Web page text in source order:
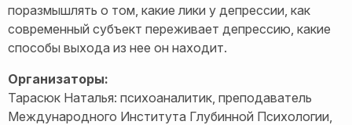
поразмышлять о том, какие лики у депрессии, как
современный субъект переживает депрессию, какие
способы выхода из нее он находит.
Организаторы:
Тарасюк Наталья: психоаналитик, преподаватель
Международного Института Глубинной Психологии,